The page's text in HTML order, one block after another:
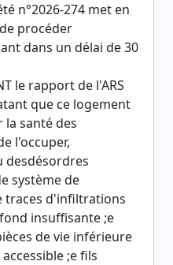
n°2026-274 met en
procéder
dans un délai de 30
le rapport de l'ARS
que ce logement
santé des
l'occuper,
desdésordres
système de
traces d'infiltrations
insuffisante ;e
de vie inférieure
accessible ;e fils